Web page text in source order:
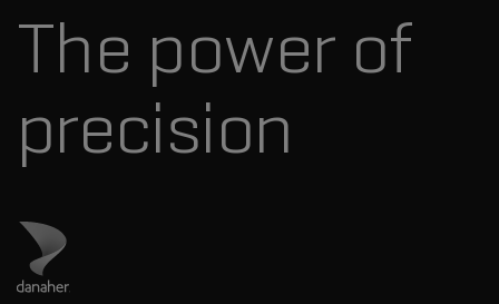
The power of
precision
ダナハーのサイトにアクセス